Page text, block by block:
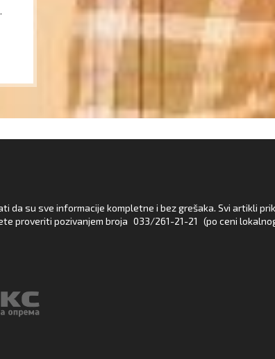
da su sve informacije kompletne i bez grešaka. Svi artikli
proveriti pozivanjem broja 033/261-21-21 (po ceni